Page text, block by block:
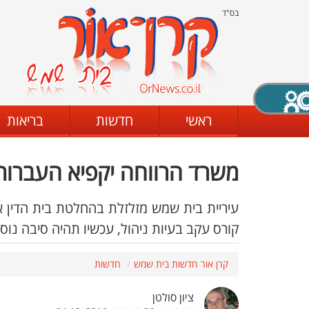
בס"ד
ראשי חדשות בריאות
משרד הרווחה יקפיא
עיריית בית שמש מזלזלת בהחלטת בית
קורס עקב בעיות ניהול, עכשיו תהיה סיבה
קרן אור חדשות בית שמש חדשות
ציון סולטן
X סגירה
מצב שחור - לבן קביעת ניגודיות